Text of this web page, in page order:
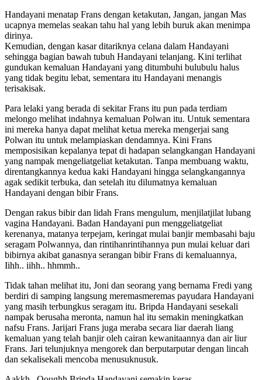
Handayani menatap Frans dengan ketakutan, Jangan, jangan Mas
ucapnya memelas seakan tahu hal yang lebih buruk akan menimpa
dirinya.
Kemudian, dengan kasar ditariknya celana dalam Handayani
sehingga bagian bawah tubuh Handayani telanjang. Kini terlihat
gundukan kemaluan Handayani yang ditumbuhi bulubulu halus
yang tidak begitu lebat, sementara itu Handayani menangis
terisakisak.
Para lelaki yang berada di sekitar Frans itu pun pada terdiam
melongo melihat indahnya kemaluan Polwan itu. Untuk sementara
ini mereka hanya dapat melihat ketua mereka mengerjai sang
Polwan itu untuk melampiaskan dendamnya. Kini Frans
memposisikan kepalanya tepat di hadapan selangkangan Handayani
yang nampak mengeliatgeliat ketakutan. Tanpa membuang waktu,
direntangkannya kedua kaki Handayani hingga selangkangannya
agak sedikit terbuka, dan setelah itu dilumatnya kemaluan
Handayani dengan bibir Frans.
Dengan rakus bibir dan lidah Frans mengulum, menjilatjilat lubang
vagina Handayani. Badan Handayani pun menggeliatgeliat
kerenanya, matanya terpejam, keringat mulai banjir membasahi baju
seragam Polwannya, dan rintihanrintihannya pun mulai keluar dari
bibirnya akibat ganasnya serangan bibir Frans di kemaluannya,
Iihh.. iihh.. hhmmh..
Tidak tahan melihat itu, Joni dan seorang yang bernama Fredi yang
berdiri di samping langsung meremasmeremas payudara Handayani
yang masih terbungkus seragam itu. Bripda Handayani sesekali
nampak berusaha meronta, namun hal itu semakin meningkatkan
nafsu Frans. Jarijari Frans juga meraba secara liar daerah liang
kemaluan yang telah banjir oleh cairan kewanitaannya dan air liur
Frans. Jari telunjuknya mengorek dan berputarputar dengan lincah
dan sekalisekali mencoba menusuknusuk.